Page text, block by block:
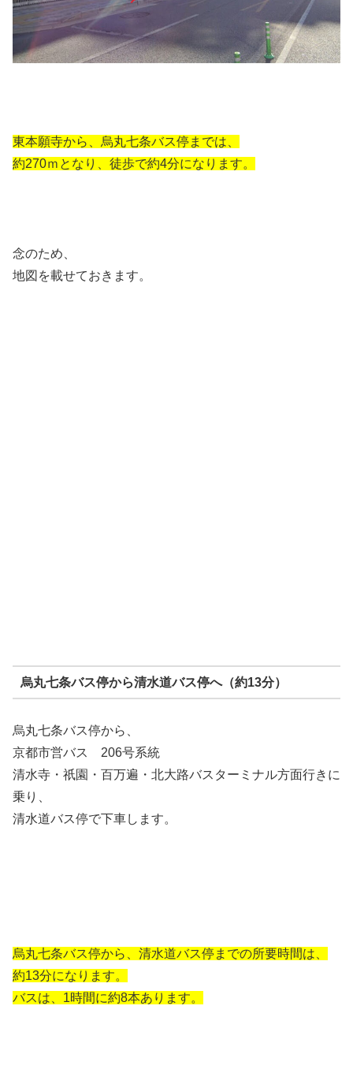
東本願寺から、烏丸七条バス停までは、
約270ｍとなり、徒歩で約4分になります。
念のため、
地図を載せておきます。
烏丸七条バス停から清水道バス停へ（約13分）
烏丸七条バス停から、
京都市営バス 206号系統
清水寺・祇園・百万遍・北大路バスターミナル方面行きに
乗り、
清水道バス停で下車します。
烏丸七条バス停から、清水道バス停までの所要時間は、
約13分になります。
バスは、1時間に約8本あります。